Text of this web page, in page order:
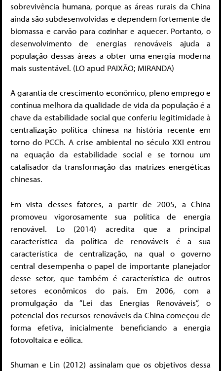
sobrevivência humana, porque as áreas rurais da China
ainda são subdesenvolvidas e dependem fortemente de
biomassa e carvão para cozinhar e aquecer. Portanto, o
desenvolvimento de energias renováveis ​​ajuda a
população dessas áreas a obter uma energia moderna
mais sustentável. (LO apud PAIXÃO; MIRANDA)
A garantia de crescimento econômico, pleno emprego e
contínua melhora da qualidade de vida da população é a
chave da estabilidade social que conferiu legitimidade à
centralização política chinesa na história recente em
torno do PCCh. A crise ambiental no século XXI entrou
na equação da estabilidade social e se tornou um
catalisador da transformação das matrizes energéticas
chinesas.
Em vista desses fatores, a partir de 2005, a China
promoveu vigorosamente sua política de energia
renovável. Lo (2014) acredita que a principal
característica da política de renováveis ​​é a sua
característica de centralização, na qual o governo
central desempenha o papel de importante planejador
desse setor, que também é característica de outros
setores econômicos do país. Em 2006, com a
promulgação da “Lei das Energias Renováveis”, o
potencial dos recursos renováveis ​​da China começou de
forma efetiva, inicialmente beneficiando a energia
fotovoltaica e eólica.
Shuman e Lin (2012) assinalam que os objetivos dessa